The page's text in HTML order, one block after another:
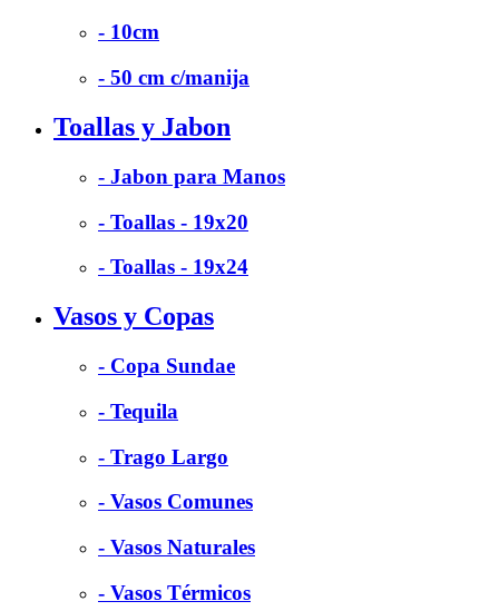
- 10cm
- 50 cm c/manija
Toallas y Jabon
- Jabon para Manos
- Toallas - 19x20
- Toallas - 19x24
Vasos y Copas
- Copa Sundae
- Tequila
- Trago Largo
- Vasos Comunes
- Vasos Naturales
- Vasos Térmicos